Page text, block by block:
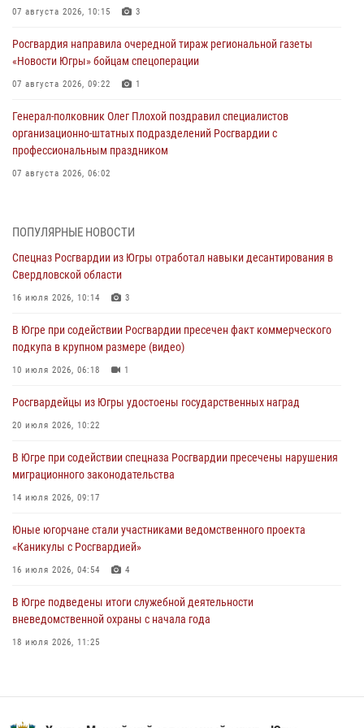
07 августа 2026, 10:15 3
Росгвардия направила очередной тираж региональной газеты
«Новости Югры» бойцам спецоперации
07 августа 2026, 09:22 1
Генерал-полковник Олег Плохой поздравил специалистов
организационно-штатных подразделений Росгвардии с
профессиональным праздником
07 августа 2026, 06:02
Военнослужащие Росгвардии сбили дрон-разведчик ВСУ на южном
направлении
Офицеры Росгвардии и ветераны войск правопорядка почтили
память генерала армии Ивана Кирилловича Яковлева
В Югре при силовой поддержке ОМОН Росгвардии задержаны
06 августа 2026, 09:07 2 1
Урайский отдел вневедомственной охраны Росгвардии отмечает
05 августа 2026, 12:01 3
ПОПУЛЯРНЫЕ НОВОСТИ
Спецназ Росгвардии из Югры отработал навыки десантирования в
Свердловской области
16 июля 2026, 10:14 3
В Югре при содействии Росгвардии пресечен факт коммерческого
подкупа в крупном размере (видео)
10 июля 2026, 06:18 1
Росгвардейцы из Югры удостоены государственных наград
20 июля 2026, 10:22
В Югре при содействии спецназа Росгвардии пресечены нарушения
миграционного законодательства
14 июля 2026, 09:17
Юные югорчане стали участниками ведомственного проекта
«Каникулы с Росгвардией»
16 июля 2026, 04:54 4
В Югре подведены итоги служебной деятельности
вневедомственной охраны с начала года
18 июля 2026, 11:25